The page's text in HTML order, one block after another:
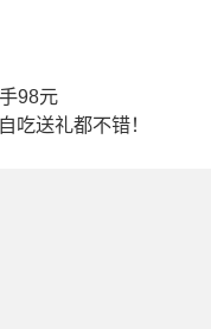
98元
吃送礼都不错！